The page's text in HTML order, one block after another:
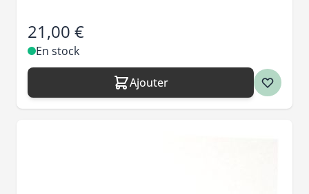
21,00 €
En stock
Ajouter